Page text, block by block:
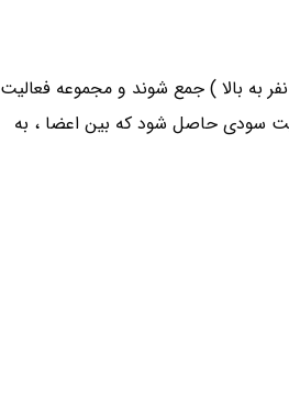
شرکت هر روز مواجه میشوید . به طور کلی و خلاصه شرکت یعنی : اشخاصی ( ۲ نفر به بالا ) جمع شوند و مجموعه فعالیت
سودی حاصل شود که بین اعضا ، به